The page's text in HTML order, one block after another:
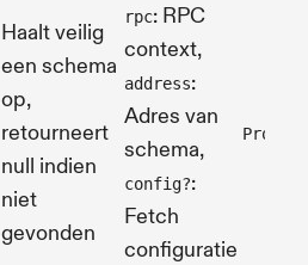
Haalt veilig
een schema
op,
retourneert
null indien
niet
gevonden
rpc: RPC
context,
address:
Adres van
schema,
config?:
Fetch
configuratie